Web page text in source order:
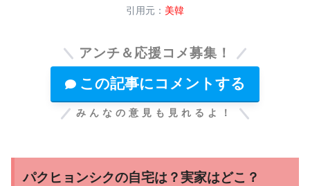
引用元： 美韓
アンチ＆応援コメ募集！
この記事にコメントする
みんなの意見も見れるよ！
パクヒョンシクの自宅は？実家はどこ？